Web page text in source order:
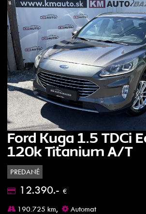
Ford Kuga 1.5 TDCi
120k Titanium A/T
PREDANÉ
12.390.- €
190.725 km,
Automat